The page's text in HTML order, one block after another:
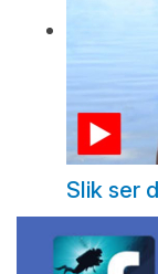
Slik ser